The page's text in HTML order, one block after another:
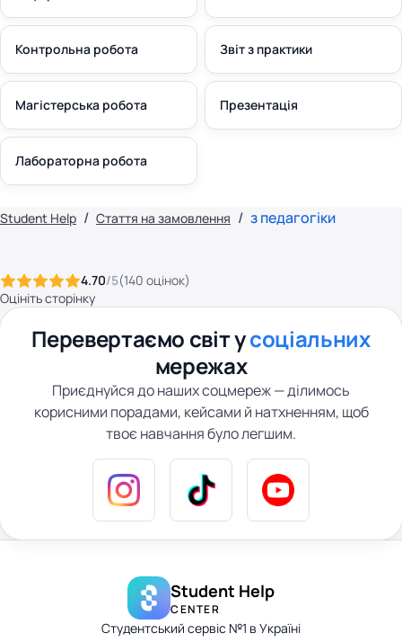
Контрольна робота Звіт з практики
Магістерська робота Презентація
Лабораторна робота
Student Help Стаття на замовлення з педагогіки
4.70/5(140 оцінок)
Оцініть сторінку
Перевертаємо світ усоціальних
мережах
Приєднуйся до наших соцмереж — ділимось
корисними порадами, кейсами й натхненням, щоб
твоє навчання було легшим.
Student Help
CENTER
Студентський сервіс №1 в Україні